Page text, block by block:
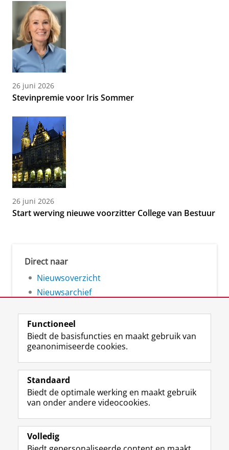
26 juni 2026
Stevinpremie voor Iris Sommer
26 juni 2026
Start werving nieuwe voorzitter College van Bestuur
Direct naar
Nieuwsoverzicht
Nieuwsarchief
Volg de RUG
F
a
e
b
o
p
L
i
k
e
I
-
R
S
-
f
e
R
I
n
t
r
m
Y
o
T
e
k
Studiekiezers
Alumni
Functioneel
Biedt de basisfuncties en maakt gebruik van
geanonimiseerde cookies.
Standaard
Biedt de optimale werking en maakt gebruik
van onder andere videocookies.
Volledig